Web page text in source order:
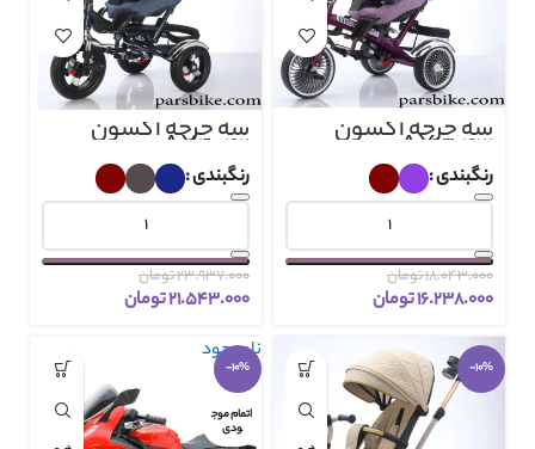
سه چرخه آکسون
AX4043
رنگبندی
۱۸.۰۴۳.۰۰۰تومان
۱۶.۲۳۸.۰۰۰تومان
سه چرخه آکسون
AX4042
رنگبندی
۲۳.۹۳۷.۰۰۰تومان
۲۱.۵۴۳.۰۰۰تومان
-10%
ناموجود
-10%
اتمام موج
ودی